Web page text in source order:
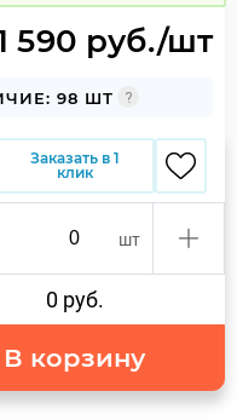
590 руб./шт
98 ШТ
Заказать в 1
клик
шт
0 руб.
В корзину